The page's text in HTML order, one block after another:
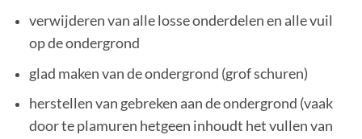
verwijderen van alle losse onderdelen en alle vuil
op de ondergrond
glad maken van de ondergrond (grof schuren)
herstellen van gebreken aan de ondergrond (vaak
door te plamuren hetgeen inhoudt het vullen van